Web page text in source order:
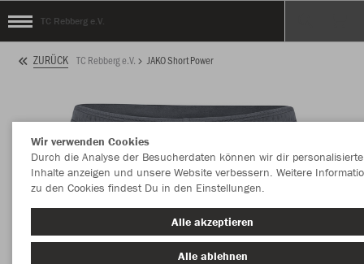
TC Rebberg e.V.
ZURÜCK TC Rebberg e.V. JAKO Short Power
Wir verwenden Cookies
Durch die Analyse der Besucherdaten können wir dir personalisierte
Inhalte anzeigen und unsere Website verbessern. Weitere
zu den Cookies findest Du in den Einstellungen.
Alle akzeptieren
Alle ablehnen